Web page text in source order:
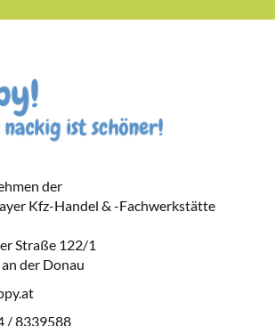
der
Kfz-Handel & -Fachwerkstätte
Straße 122/1
der Donau
/ 8339588